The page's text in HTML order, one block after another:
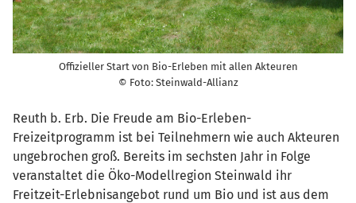
Offizieller Start von Bio-Erleben mit allen Akteuren
© Foto: Steinwald-Allianz
Reuth b. Erb. Die Freude am Bio-Erleben-
Freizeitprogramm ist bei Teilnehmern wie auch Akteuren
ungebrochen groß. Bereits im sechsten Jahr in Folge
veranstaltet die Öko-Modellregion Steinwald ihr
Freitzeit-Erlebnisangebot rund um Bio und ist aus dem